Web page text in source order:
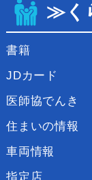
≫く
書籍
JDカード
医師協でんき
住まいの情報
車両情報
指定店